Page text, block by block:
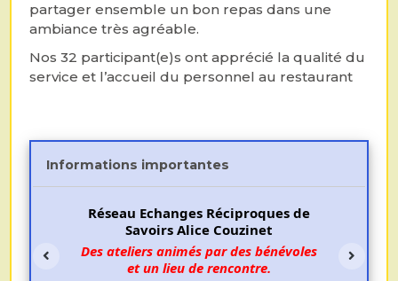
partager ensemble un bon repas dans une
ambiance très agréable.
Nos 32 participant(e)s ont apprécié la qualité du
service et l’accueil du personnel au restaurant
Informations importantes
Réseau Echanges Réciproques de
Savoirs Alice Couzinet
Des ateliers animés par des bénévoles
et un lieu de rencontre.